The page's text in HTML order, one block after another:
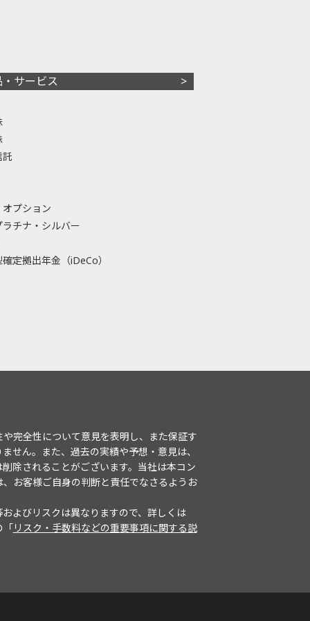
・サービス
託
プション
ラチナ・シルバー
定拠出年金（iDeCo）
完全性について意見を表明し、また保証す
せん。また、過去の実績や予想・意見は、
除されることがございます。当社は本コン
お客様ご自身の判断と責任でなさるようお
よびリスクは異なりますので、詳しくは
「リスク・手数料などの重要事項に関する説